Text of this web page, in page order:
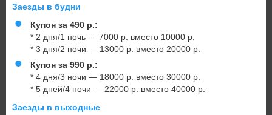
Заезды в будни
Купон за 490 р.:
* 2 дня/1 ночь — 7000 р. вместо 10000 р.
* 3 дня/2 ночи — 13000 р. вместо 20000 р.
Купон за 990 р.:
* 4 дня/3 ночи — 18000 р. вместо 30000 р.
* 5 дней/4 ночи — 22000 р. вместо 40000 р.
Заезды в выходные